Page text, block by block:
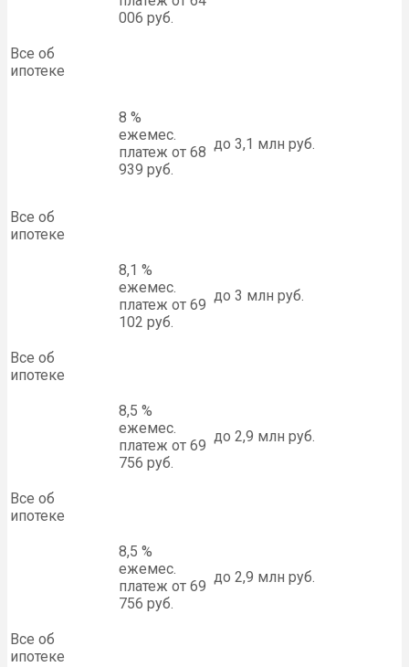
006 руб.
Все об
ипотеке
8 %
ежемес.
платеж от 68
939 руб.
до 3,1 млн руб.
Все об
ипотеке
8,1 %
ежемес.
платеж от 69
102 руб.
до 3 млн руб.
Все об
ипотеке
8,5 %
ежемес.
платеж от 69
756 руб.
до 2,9 млн руб.
Все об
ипотеке
8,5 %
ежемес.
платеж от 69
756 руб.
до 2,9 млн руб.
Все об
ипотеке